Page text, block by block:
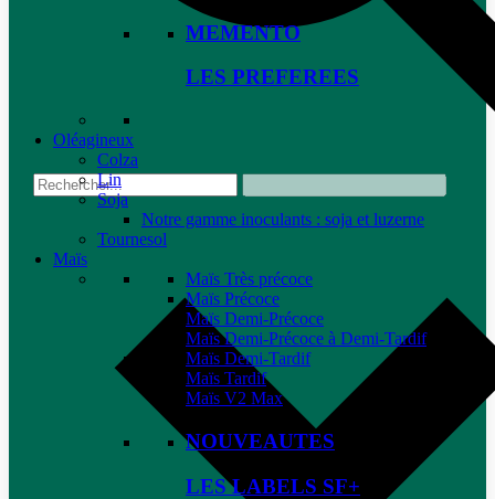
MEMENTO
LES PREFEREES
Oléagineux
Colza
Lin
Soja
Notre gamme inoculants : soja et luzerne
Tournesol
Maïs
Maïs Très précoce
Maïs Précoce
Maïs Demi-Précoce
Maïs Demi-Précoce à Demi-Tardif
Maïs Demi-Tardif
Maïs Tardif
Maïs V2 Max
NOUVEAUTES
LES LABELS SF+